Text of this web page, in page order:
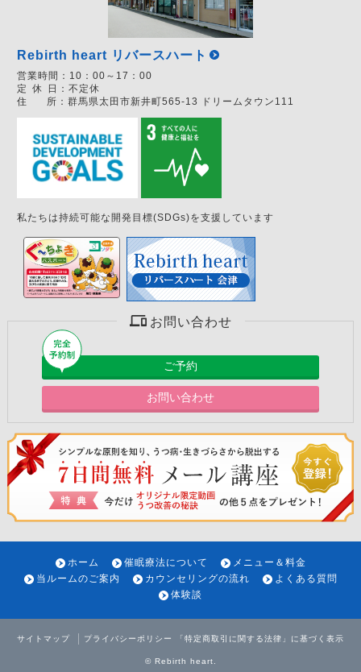
Rebirth heart リバースハート
営業時間： 10：00～17：00
定 休 日： 不定休
住
所： 群馬県太田市新井町565-13 ドリームタウン111
私たちは持続可能な開発目標(SDGs)を支援しています
お問い合わせ
ご予約
お問い合わせ
ホーム 催眠療法について
メニュー＆料金
当ルームのご案内
カウンセリングの流れ
よくある質問
体験談
サイトマップ プライバシーポリシー 「特定商取引に関する法律」に基づく表示
© Rebirth heart